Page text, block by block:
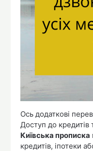
Ось додаткові
Доступ до кредитів
Київська прописка
кредитів, іпотеки